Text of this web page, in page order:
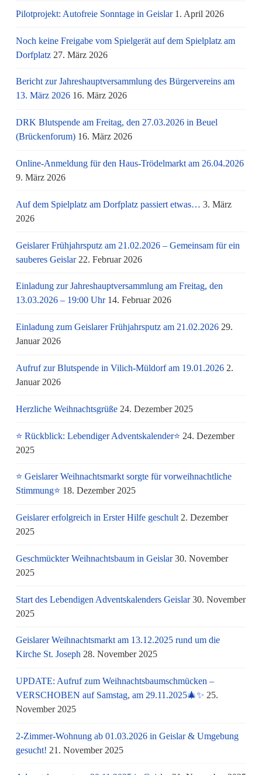
Pilotprojekt: Autofreie Sonntage in Geislar 1. April 2026
Noch keine Freigabe vom Spielgerät auf dem Spielplatz am
Dorfplatz 27. März 2026
Bericht zur Jahreshauptversammlung des Bürgervereins am
13. März 2026 16. März 2026
DRK Blutspende am Freitag, den 27.03.2026 in Beuel
(Brückenforum) 16. März 2026
Online-Anmeldung für den Haus-Trödelmarkt am 26.04.2026
9. März 2026
Auf dem Spielplatz am Dorfplatz passiert etwas… 3. März
2026
Geislarer Frühjahrsputz am 21.02.2026 – Gemeinsam für ein
sauberes Geislar 22. Februar 2026
Einladung zur Jahreshauptversammlung am Freitag, den
13.03.2026 – 19:00 Uhr 14. Februar 2026
Einladung zum Geislarer Frühjahrsputz am 21.02.2026 29.
Januar 2026
Aufruf zur Blutspende in Vilich-Müldorf am 19.01.2026 2.
Januar 2026
Herzliche Weihnachtsgrüße 24. Dezember 2025
⭐ Rückblick: Lebendiger Adventskalender⭐ 24. Dezember
2025
⭐ Geislarer Weihnachtsmarkt sorgte für vorweihnachtliche
Stimmung⭐ 18. Dezember 2025
Geislarer erfolgreich in Erster Hilfe geschult 2. Dezember
2025
Geschmückter Weihnachtsbaum in Geislar 30. November
2025
Start des Lebendigen Adventskalenders Geislar 30. November
2025
Geislarer Weihnachtsmarkt am 13.12.2025 rund um die
Kirche St. Joseph 28. November 2025
UPDATE: Aufruf zum Weihnachtsbaumschmücken –
VERSCHOBEN auf Samstag, am 29.11.2025🎄✨ 25.
November 2025
2-Zimmer-Wohnung ab 01.03.2026 in Geislar & Umgebung
gesucht! 21. November 2025